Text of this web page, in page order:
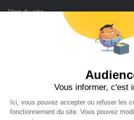
Plan du site
Conditions générales de vente et de retour
31220 Palaminy
mail :claude@cam-ceramiste.com